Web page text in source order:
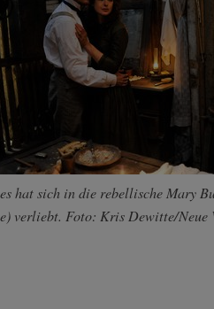
hat sich in die rebellische Mary
verliebt. Foto: Kris Dewitte/Neue